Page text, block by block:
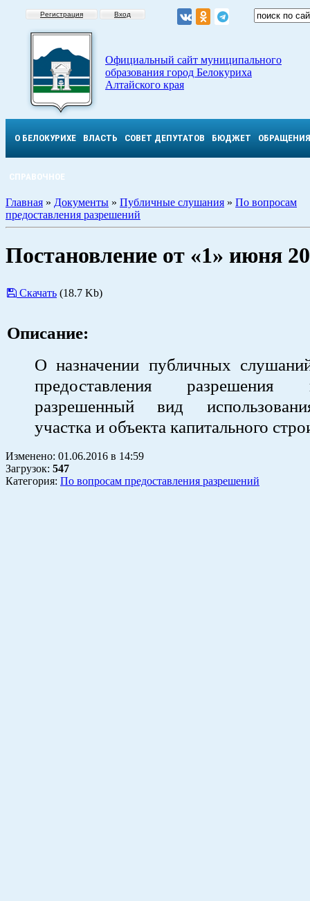
Регистрация Вход
Официальный сайт муниципального
образования город Белокуриха
Алтайского края
О БЕЛОКУРИХЕ ВЛАСТЬ СОВЕТ ДЕПУТАТОВ БЮДЖЕТ ОБРАЩЕНИЯ
СПРАВОЧНОЕ
Главная » Документы » Публичные слушания » По вопросам
предоставления разрешений
Постановление от «1» июня
Скачать (18.7 Kb)
Описание:
О назначении публичных
предоставления
разрешенный вид
участка и объекта капитального
Изменено: 01.06.2016 в 14:59
Загрузок: 547
Категория: По вопросам предоставления разрешений